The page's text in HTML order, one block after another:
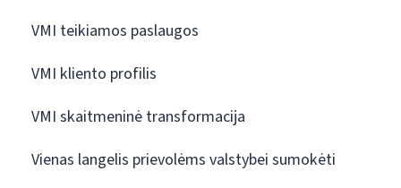
VMI teikiamos paslaugos
VMI kliento profilis
VMI skaitmeninė transformacija
Vienas langelis prievolėms valstybei sumokėti